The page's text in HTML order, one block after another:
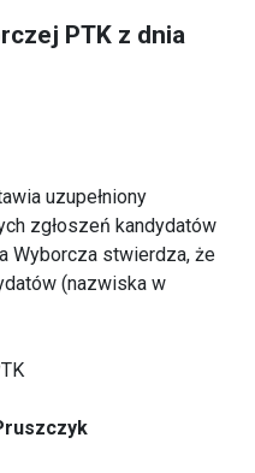
PTK z dnia
uzupełniony
zgłoszeń kandydatów
Wyborcza stwierdza, że
(nazwiska w